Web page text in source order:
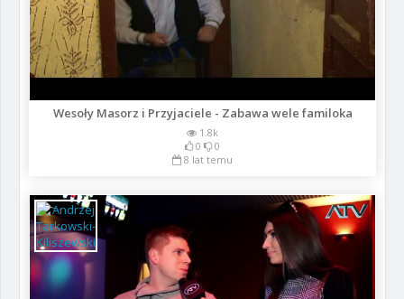
Wesoły Masorz i Przyjaciele - Zabawa wele familoka
1.8k
0
0
8 lat temu